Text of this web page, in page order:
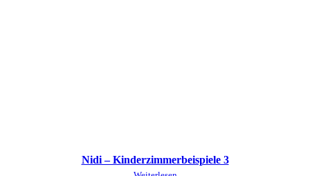
Nidi – Kinderzimmerbeispiele 3